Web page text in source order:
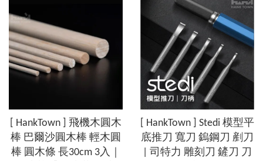
[ HankTown ] 飛機木圓木
棒 巴爾沙圓木棒 輕木圓
棒 圓木條 長30cm 3入｜
[ HankTown ] Stedi 模型平
底推刀 寬刀 鎢鋼刀 剷刀
| 司特力 雕刻刀 鏟刀 刀